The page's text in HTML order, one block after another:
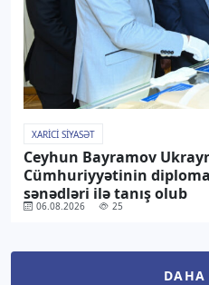
XARICI SIYASƏT
Ceyhun Bayramov
Cümhuriyyətinin
sənədləri ilə tanış olub
06.08.2026 25
DAHA